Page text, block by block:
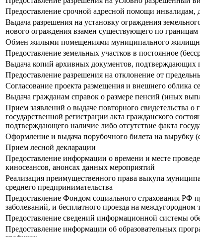
Предоставление срочной адресной помощи
Выдача разрешения на установку ограждения
нового ограждения взамен существующего по границам
Обмен жилыми помещениями муниципального
Предоставление земельных участков в постоянное
Выдача копий архивных документов, подтверждающих
Предоставление разрешения на отклонение от
Согласование проекта размещения и внешнего облика
Выдача гражданам справок о размере пенсий (иных
Прием заявлений о выдаче повторного свидетельства
государственной регистрации акта гражданского
подтверждающего наличие либо отсутствие факта
Оформление и выдача порубочного билета на вырубку
Прием лесной декларации
Предоставление информации о времени и месте
киносеансов, анонсах данных мероприятий
Реализация преимущественного права выкупа
среднего предпринимательства
Предоставление Фондом социального страхования РФ
заболеваний, и бесплатного проезда на междугородном
Предоставление сведений информационной системы
Предоставление информации об образовательных